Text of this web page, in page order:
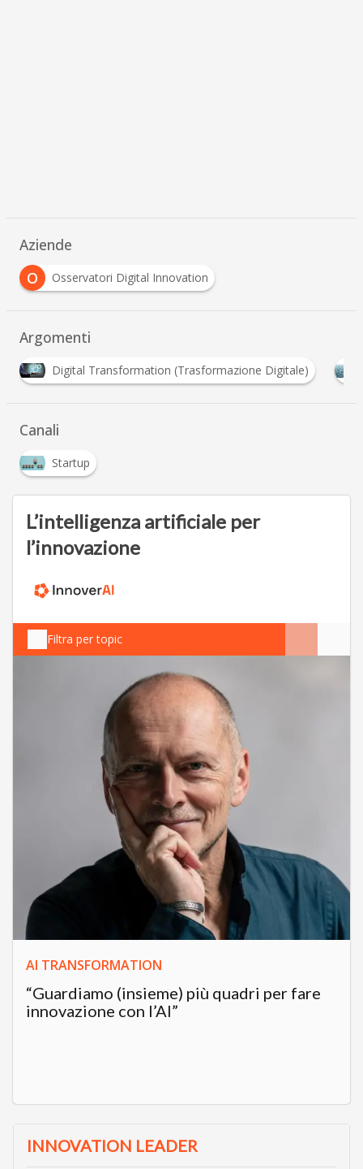
Aziende
O
Osservatori Digital Innovation
Argomenti
(Trasformazione Digitale) Open Innovation
Canali
Startup
L’intelligenza artificiale per
l’innovazione
Filtra per topic
AI TRANSFORMATION
“Guardiamo (insieme) più quadri per fare
innovazione con l’AI”
INNOVATION LEADER